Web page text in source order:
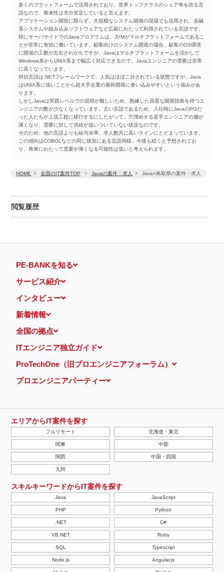
閲覧履歴
HOME 全国のIT案件TOP Javaの案件・求人 Java×鳥取県の案件・求人
多くのプラットフォームで活用されており、世界トップクラスのシェア率を誇る言
語なので、将来性は充分安定していると言えます。
アプリケーション開発に限らず、大規模なシステム開発の現場でも活用され、金融
系システムや組み込みソフトウェアなど広範にわたって利用されている言語です。
特にサーバサイドでのJavaプログラムは、JVMがマルチプラットフォームであるこ
とが非常に有効に働いています。顧客向けのシステム開発の場合、顧客のOS環境
に開発の工数が左右されがちですが、Javaはマルチプラットフォームを活かして
Windows系からUNIX系まで幅広く対応できるので、Javaエンジニアの需要は非常
に高くなっています。
対抗言語は.NETフレームワークで、人気はほぼ二分されている状態ですが、Java
はUNIX系に強いことから超大手企業の基幹開発に食い込みやすいという強みがあ
ります。
しかしJavaは実践レベルでの習得が難しいため、熟練した高度な開発技術を持つエ
ンジニアの数が少なくなっています。古い言語であるため、入社時にJavaのPGだ
った人たちが上流工程に移行するにしたがって、穴埋めする若手エンジニアの層が
薄くなり、需要に対して供給が追いついていない状況なのです。
そのため、他の言語よりも給与水準、求人数共に高いラインにとどまっています。
この傾向はCOBOLなどの同じ状況にある言語同様、今後も続くと予想されてお
り、将来にわたって需要が薄くなる可能性は低いと考えられます。
PE-BANKを知る
サービス紹介
インタビュー
新着情報
全国の拠点
ITエンジニア独立ガイド
ProTechOne（旧プロエンジニアフォーラム）
プロエンジニアパーティー
エリアからIT案件を探す
フルリモート 北海道・東北
関東 中部
関西 中国・四国
九州
スキルキーワードからIT案件を探す
Java JavaScript
PHP Python
.NET C#
VB.NET Ruby
SQL Typescript
Node.js Angular.js